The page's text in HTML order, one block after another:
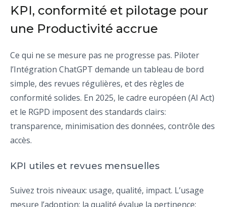
KPI, conformité et pilotage pour
une Productivité accrue
Ce qui ne se mesure pas ne progresse pas. Piloter
l’Intégration ChatGPT demande un tableau de bord
simple, des revues régulières, et des règles de
conformité solides. En 2025, le cadre européen (AI Act)
et le RGPD imposent des standards clairs:
transparence, minimisation des données, contrôle des
accès.
KPI utiles et revues mensuelles
Suivez trois niveaux: usage, qualité, impact. L’usage
mesure l’adoption; la qualité évalue la pertinence;